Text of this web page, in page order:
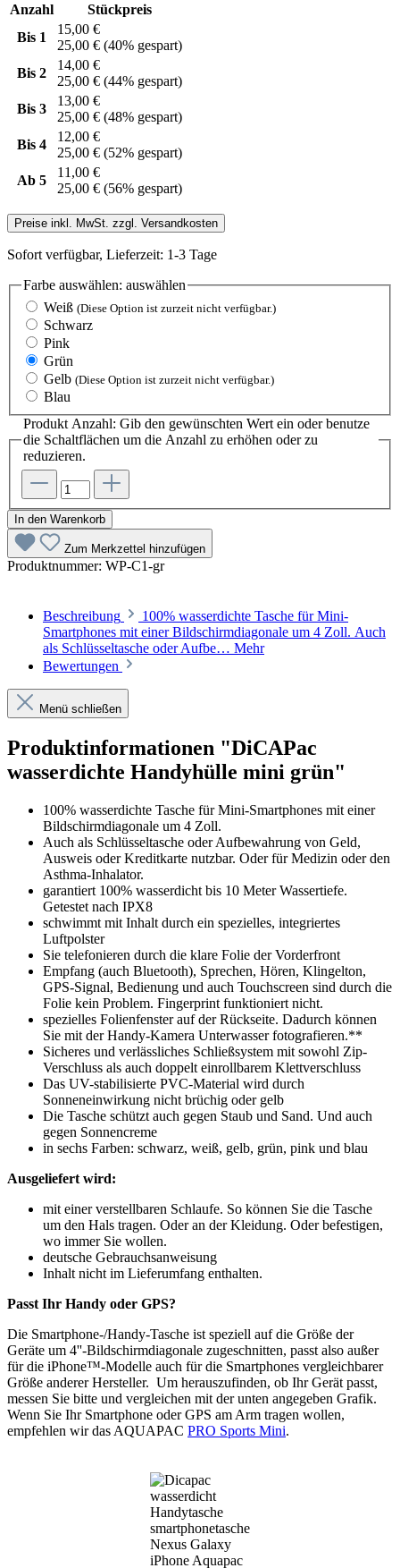
Anzahl
Stückpreis
Bis 1
15,00 €
25,00 € (40% gespart)
Bis 2
14,00 €
25,00 € (44% gespart)
Bis 3
13,00 €
25,00 € (48% gespart)
Bis 4
12,00 €
25,00 € (52% gespart)
Ab 5
11,00 €
25,00 € (56% gespart)
Preise inkl. MwSt. zzgl. Versandkosten
Sofort verfügbar, Lieferzeit: 1-3 Tage
Farbe auswählen: auswählen
Weiß (Diese Option ist zurzeit nicht verfügbar.)
Schwarz
Pink
Grün
Gelb (Diese Option ist zurzeit nicht verfügbar.)
Blau
Produkt Anzahl: Gib den gewünschten Wert ein oder benutze
die Schaltflächen um die Anzahl zu erhöhen oder zu
reduzieren.
In den Warenkorb
Zum Merkzettel hinzufügen
Produktnummer: WP-C1-gr
Beschreibung
100% wasserdichte Tasche für Mini-
Smartphones mit einer Bildschirmdiagonale um 4 Zoll. Auch
als Schlüsseltasche oder Aufbe… Mehr
Bewertungen
Menü schließen
Produktinformationen "DiCAPac
wasserdichte Handyhülle mini grün"
100% wasserdichte Tasche für Mini-Smartphones mit einer
Bildschirmdiagonale um 4 Zoll.
Auch als Schlüsseltasche oder Aufbewahrung von Geld,
Ausweis oder Kreditkarte nutzbar. Oder für Medizin oder den
Asthma-Inhalator.
garantiert 100% wasserdicht bis 10 Meter Wassertiefe.
Getestet nach IPX8
schwimmt mit Inhalt durch ein spezielles, integriertes
Luftpolster
Sie telefonieren durch die klare Folie der Vorderfront
Empfang (auch Bluetooth), Sprechen, Hören, Klingelton,
GPS-Signal, Bedienung und auch Touchscreen sind durch die
Folie kein Problem. Fingerprint funktioniert nicht.
spezielles Folienfenster auf der Rückseite. Dadurch können
Sie mit der Handy-Kamera Unterwasser fotografieren.**
Sicheres und verlässliches Schließsystem mit sowohl Zip-
Verschluss als auch doppelt einrollbarem Klettverschluss
Das UV-stabilisierte PVC-Material wird durch
Sonneneinwirkung nicht brüchig oder gelb
Die Tasche schützt auch gegen Staub und Sand. Und auch
gegen Sonnencreme
in sechs Farben: schwarz, weiß, gelb, grün, pink und blau
Ausgeliefert wird:
mit einer verstellbaren Schlaufe. So können Sie die Tasche
um den Hals tragen. Oder an der Kleidung. Oder befestigen,
wo immer Sie wollen.
deutsche Gebrauchsanweisung
Inhalt nicht im Lieferumfang enthalten.
Passt Ihr Handy oder GPS?
Die Smartphone-/Handy-Tasche ist speziell auf die Größe der
Geräte um 4''-Bildschirmdiagonale zugeschnitten, passt also außer
für die iPhone™-Modelle auch für die Smartphones vergleichbarer
Größe anderer Hersteller. Um herauszufinden, ob Ihr Gerät passt,
messen Sie bitte und vergleichen mit der unten angegeben Grafik.
Wenn Sie Ihr Smartphone oder GPS am Arm tragen wollen,
empfehlen wir das AQUAPAC PRO Sports Mini.